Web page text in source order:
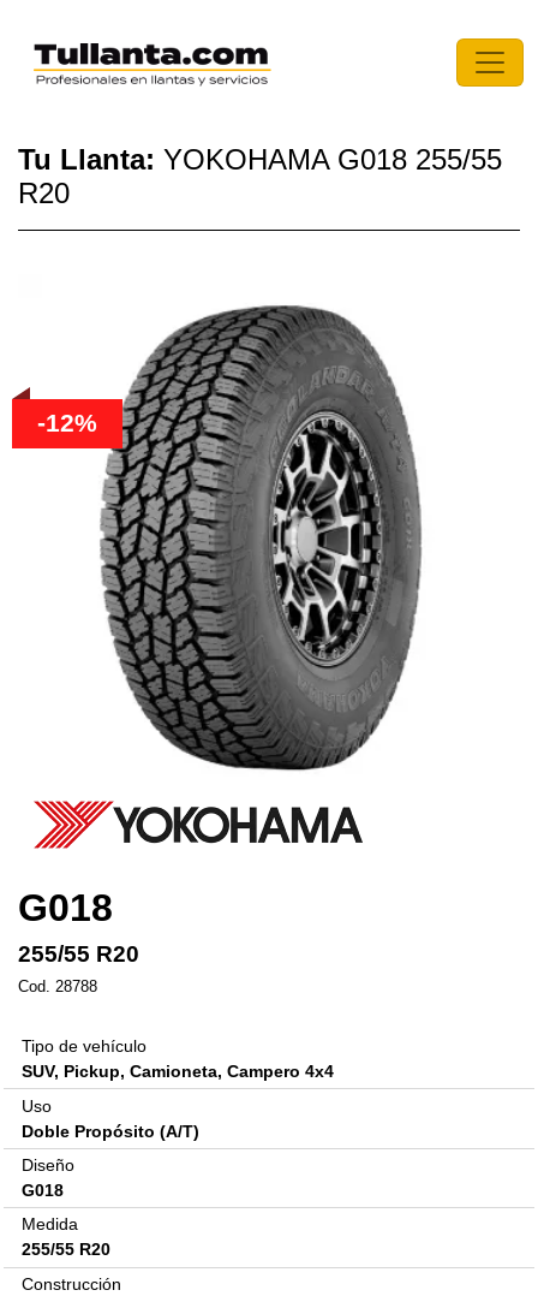
Tu Llanta: YOKOHAMA G018 255/55
R20
-12%
G018
255/55 R20
Cod. 28788
Tipo de vehículo
SUV, Pickup, Camioneta, Campero 4x4
Uso
Doble Propósito (A/T)
Diseño
G018
Medida
255/55 R20
Construcción